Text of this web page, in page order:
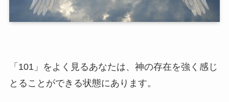
「101」をよく見るあなたは、神の存在を強く感じ
とることができる状態にあります。